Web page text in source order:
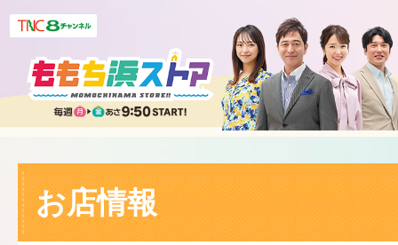
お店情報